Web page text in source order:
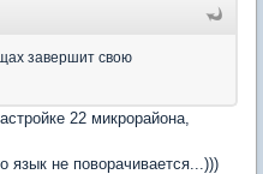
завершит свою
22 микрорайона,
язык не поворачивается...)))